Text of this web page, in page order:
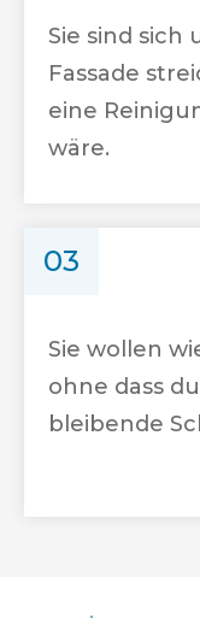
Sie sind sich
Fassade
eine
wäre.
03
Sie wollen
ohne dass
bleibende